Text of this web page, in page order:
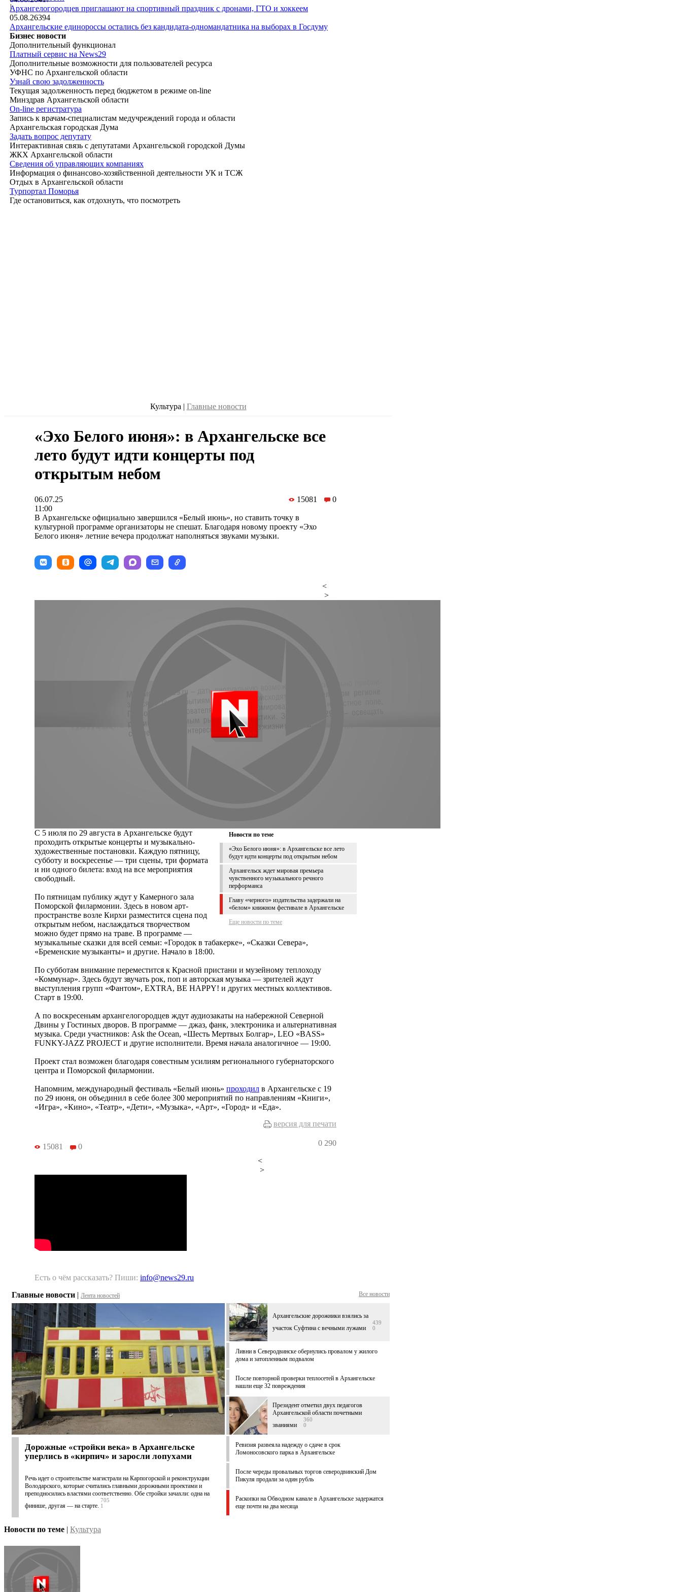
|Архангелогородцев приглашают на спортивный праздник с дронами, ГТО и хоккеем
05.08.26394
Архангельские единороссы остались без кандидата-одномандатника на выборах в Госдуму
Бизнес новости
Дополнительный функционал
Платный сервис на News29
Дополнительные возможности для пользователей ресурса
УФНС по Архангельской области
Узнай свою задолженность
Текущая задолженность перед бюджетом в режиме on-line
Минздрав Архангельской области
On-line регистратура
Запись к врачам-специалистам медучреждений города и области
Архангельская городская Дума
Задать вопрос депутату
Интерактивная связь с депутатами Архангельской городской Думы
ЖКХ Архангельской области
Сведения об управляющих компаниях
Информация о финансово-хозяйственной деятельности УК и ТСЖ
Отдых в Архангельской области
Турпортал Поморья
Где остановиться, как отдохнуть, что посмотреть
Культура | Главные новости
«Эхо Белого июня»: в Архангельске все
лето будут идти концерты под
открытым небом
06.07.25
11:00
15081 0
В Архангельске официально завершился «Белый июнь», но ставить точку в
культурной программе организаторы не спешат. Благодаря новому проекту «Эхо
Белого июня» летние вечера продолжат наполняться звуками музыки.
<
>
Новости по теме
«Эхо Белого июня»: в Архангельске все лето
будут идти концерты под открытым небом
Архангельск ждет мировая премьера
чувственного музыкального речного
перформанса
Главу «черного» издательства задержали на
«белом» книжном фестивале в Архангельске
Еще новости по теме
С 5 июля по 29 августа в Архангельске будут
проходить открытые концерты и музыкально-
художественные постановки. Каждую пятницу,
субботу и воскресенье — три сцены, три формата
и ни одного билета: вход на все мероприятия
свободный.
По пятницам публику ждут у Камерного зала
Поморской филармонии. Здесь в новом арт-
пространстве возле Кирхи разместится сцена под
открытым небом, наслаждаться творчеством
можно будет прямо на траве. В программе —
музыкальные сказки для всей семьи: «Городок в табакерке», «Сказки Севера»,
«Бременские музыканты» и другие. Начало в 18:00.
По субботам внимание переместится к Красной пристани и музейному теплоходу
«Коммунар». Здесь будут звучать рок, поп и авторская музыка — зрителей ждут
выступления групп «Фантом», EXTRA, BE HAPPY! и других местных коллективов.
Старт в 19:00.
А по воскресеньям архангелогородцев ждут аудиозакаты на набережной Северной
Двины у Гостиных дворов. В программе — джаз, фанк, электроника и альтернативная
музыка. Среди участников: Ask the Ocean, «Шесть Мертвых Болгар», LEO «BASS»
FUNKY-JAZZ PROJECT и другие исполнители. Время начала аналогичное — 19:00.
Проект стал возможен благодаря совестным усилиям регионального губернаторского
центра и Поморской филармонии.
Напомним, международный фестиваль «Белый июнь» проходил в Архангельске с 19
по 29 июня, он объединил в себе более 300 мероприятий по направлениям «Книги»,
«Игра», «Кино», «Театр», «Дети», «Музыка», «Арт», «Город» и «Еда».
версия для печати
15081 0 0 290
<
>
Есть о чём рассказать? Пиши: info@news29.ru
Главные новости | Лента новостей Все новости
Дорожные «стройки века» в Архангельске
уперлись в «кирпич» и заросли лопухами
Речь идет о строительстве магистрали на Карпогорской и реконструкции
Володарского, которые считались главными дорожными проектами и
преподносились властями соответственно. Обе стройки зачахли: одна на
финише, другая — на старте.
705
1
Архангельские дорожники взялись за
участок Суфтина с вечными лужами
439
0
Ливни в Северодвинске обернулись провалом у жилого
дома и затопленным подвалом
После повторной проверки теплосетей в Архангельске
нашли еще 32 повреждения
Президент отметил двух педагогов
Архангельской области почетными
званиями
360
0
Ревизия развеяла надежду о сдаче в срок
Ломоносовского парка в Архангельске
После череды провальных торгов северодвинский Дом
Пикуля продали за один рубль
Раскопки на Обводном канале в Архангельске задержатся
еще почти на два месяца
Новости по теме | Культура